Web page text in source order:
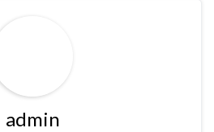
admin